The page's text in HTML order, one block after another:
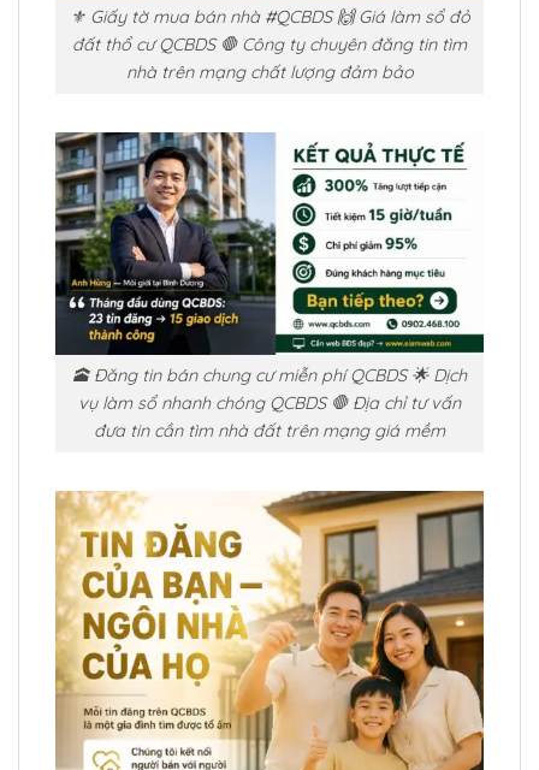
⚜️ Giấy tờ mua bán nhà #QCBDS 🙌 Giá làm sổ đỏ
đất thổ cư QCBDS 🛑 Công ty chuyên đăng tin tìm
nhà trên mạng chất lượng đảm bảo
🕋 Đăng tin bán chung cư miễn phí QCBDS 🌟 Dịch
vụ làm sổ nhanh chóng QCBDS 🛑 Địa chỉ tư vấn
đưa tin cần tìm nhà đất trên mạng giá mềm